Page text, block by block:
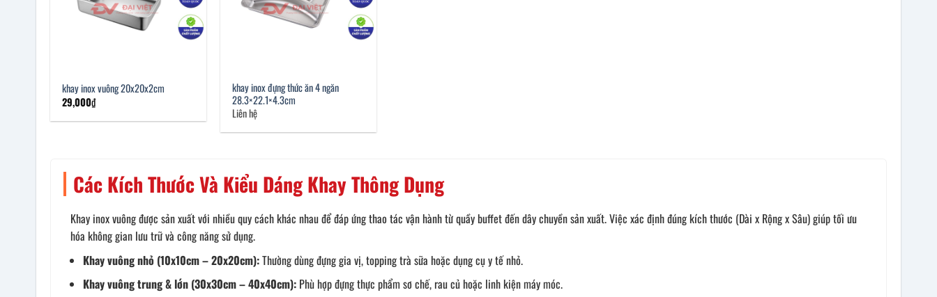
khay inox vuông 20x20x2cm
29,000₫
khay inox đựng thức ăn 4 ngăn
28.3×22.1×4.3cm
Liên hệ
Các Kích Thước Và Kiểu Dáng Khay Thông Dụng
Khay inox vuông được sản xuất với nhiều quy cách khác nhau để đáp ứng thao tác vận hành từ quầy buffet đến dây chuyền sản xuất. Việc xác định đúng kích thước (Dài x Rộng x Sâu) giúp tối ưu
hóa không gian lưu trữ và công năng sử dụng.
Khay vuông nhỏ (10x10cm – 20x20cm):Thường dùng đựng gia vị, topping trà sữa hoặc dụng cụ y tế nhỏ.
Khay vuông trung & lớn (30x30cm – 40x40cm): Phù hợp đựng thực phẩm sơ chế, rau củ hoặc linh kiện máy móc.